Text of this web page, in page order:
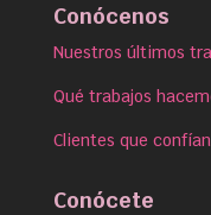
Conócenos
Nuestros últimos
Qué trabajos
Clientes que
Conócete